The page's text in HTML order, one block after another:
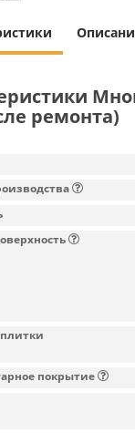
ремонта)
покрытие